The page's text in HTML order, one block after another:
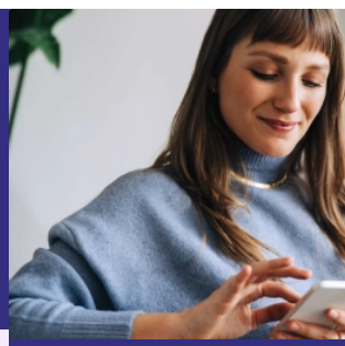
Recevoir offres et infos de
par mail
Ne manquez plus aucune offre.
S'inscrire
Retrouvez les informations sur l'utilisation des
dans notre
politique de confidentialité.